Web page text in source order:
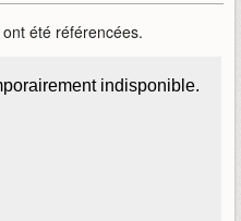
ont été référencées.